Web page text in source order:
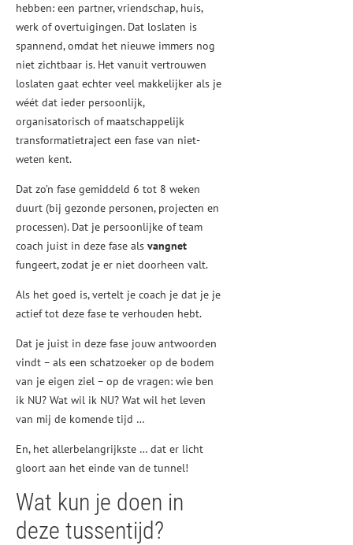
hebben: een partner, vriendschap, huis,
werk of overtuigingen. Dat loslaten is
spannend, omdat het nieuwe immers nog
niet zichtbaar is. Het vanuit vertrouwen
loslaten gaat echter veel makkelijker als je
wéét dat ieder persoonlijk,
organisatorisch of maatschappelijk
transformatietraject een fase van niet-
weten kent.
Dat zo’n fase gemiddeld 6 tot 8 weken
duurt (bij gezonde personen, projecten en
processen). Dat je persoonlijke of team
coach juist in deze fase als vangnet
fungeert, zodat je er niet doorheen valt.
Als het goed is, vertelt je coach je dat je je
actief tot deze fase te verhouden hebt.
Dat je juist in deze fase jouw antwoorden
vindt – als een schatzoeker op de bodem
van je eigen ziel – op de vragen: wie ben
ik NU? Wat wil ik NU? Wat wil het leven
van mij de komende tijd …
En, het allerbelangrijkste … dat er licht
gloort aan het einde van de tunnel!
Wat kun je doen in
deze tussentijd?